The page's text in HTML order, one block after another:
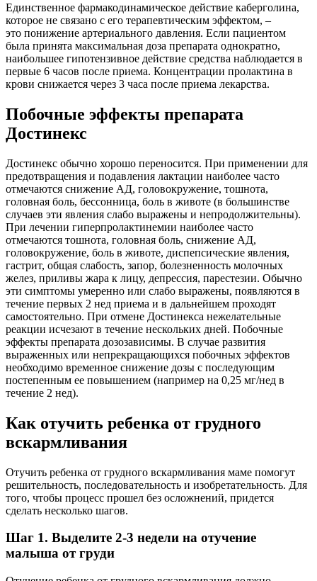
Единственное фармакодинамическое действие каберголина,
которое не связано с его терапевтическим эффектом, –
это понижение артериального давления. Если пациентом
была принята максимальная доза препарата однократно,
наибольшее гипотензивное действие средства наблюдается в
первые 6 часов после приема. Концентрации пролактина в
крови снижается через 3 часа после приема лекарства.
Побочные эффекты препарата
Достинекс
Достинекс обычно хорошо переносится. При применении для
предотвращения и подавления лактации наиболее часто
отмечаются снижение АД, головокружение, тошнота,
головная боль, бессонница, боль в животе (в большинстве
случаев эти явления слабо выражены и непродолжительны).
При лечении гиперпролактинемии наиболее часто
отмечаются тошнота, головная боль, снижение АД,
головокружение, боль в животе, диспепсические явления,
гастрит, общая слабость, запор, болезненность молочных
желез, приливы жара к лицу, депрессия, парестезии. Обычно
эти симптомы умеренно или слабо выражены, появляются в
течение первых 2 нед приема и в дальнейшем проходят
самостоятельно. При отмене Достинекса нежелательные
реакции исчезают в течение нескольких дней. Побочные
эффекты препарата дозозависимы. В случае развития
выраженных или непрекращающихся побочных эффектов
необходимо временное снижение дозы с последующим
постепенным ее повышением (например на 0,25 мг/нед в
течение 2 нед).
Как отучить ребенка от грудного
вскармливания
Отучить ребенка от грудного вскармливания маме помогут
решительность, последовательность и изобретательность. Для
того, чтобы процесс прошел без осложнений, придется
сделать несколько шагов.
Шаг 1. Выделите 2-3 недели на отучение
малыша от груди